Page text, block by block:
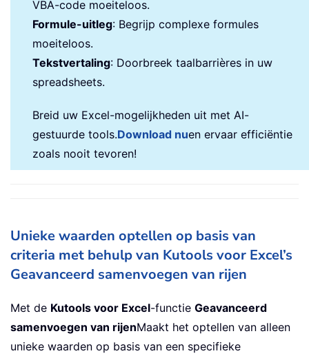
VBA-code moeiteloos.
Formule-uitleg: Begrijp complexe formules
moeiteloos.
Tekstvertaling: Doorbreek taalbarrières in uw
spreadsheets.
Breid uw Excel-mogelijkheden uit met AI-
gestuurde tools.Download nuen ervaar efficiëntie
zoals nooit tevoren!
Unieke waarden optellen op basis van
criteria met behulp van Kutools voor Excel’s
Geavanceerd samenvoegen van rijen
Met de Kutools voor Excel-functie Geavanceerd
samenvoegen van rijenMaakt het optellen van alleen
unieke waarden op basis van een specifieke